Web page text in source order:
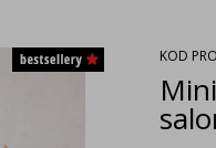
KOD